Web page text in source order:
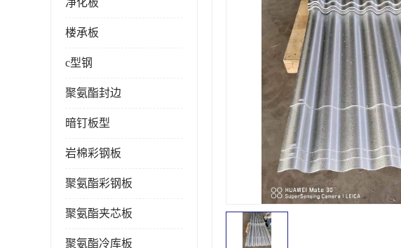
净化板
楼承板
c型钢
聚氨酯封边
暗钉板型
岩棉彩钢板
聚氨酯彩钢板
聚氨酯夹芯板
聚氨酯冷库板